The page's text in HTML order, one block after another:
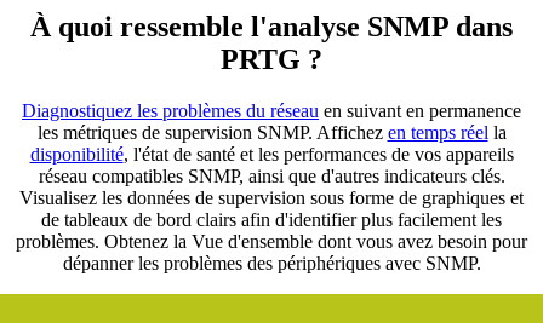
À quoi ressemble l'analyse SNMP dans
PRTG ?
Diagnostiquez les problèmes du réseau en suivant en permanence
les métriques de supervision SNMP. Affichez en temps réel la
disponibilité, l'état de santé et les performances de vos appareils
réseau compatibles SNMP, ainsi que d'autres indicateurs clés.
Visualisez les données de supervision sous forme de graphiques et
de tableaux de bord clairs afin d'identifier plus facilement les
problèmes. Obtenez la Vue d'ensemble dont vous avez besoin pour
dépanner les problèmes des périphériques avec SNMP.